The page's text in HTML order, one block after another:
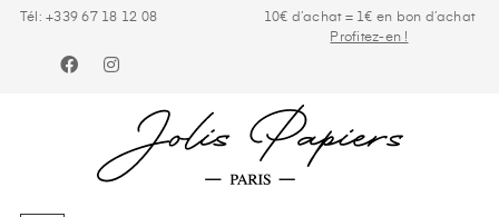
Tél: +339 67 18 12 08
10€ d’achat = 1€ en bon d’achat
Profitez-en !
Facebook